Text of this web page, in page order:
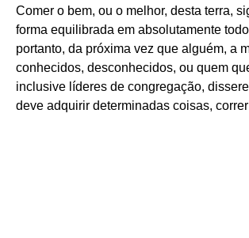
Comer o bem, ou o melhor, desta terra,
forma equilibrada em absolutamente
portanto, da próxima vez que alguém, a
conhecidos, desconhecidos, ou quem
inclusive líderes de congregação,
deve adquirir determinadas coisas,